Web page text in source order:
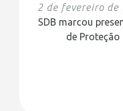
2 de fevereiro de
SDB marcou
de Proteção